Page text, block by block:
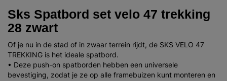
Sks Spatbord set velo 47 trekking
28 zwart
Of je nu in de stad of in zwaar terrein rijdt, de SKS VELO 47
TREKKING is het ideale spatbord.
• Deze push-on spatborden hebben een universele
bevestiging, zodat je ze op alle framebuizen kunt monteren en